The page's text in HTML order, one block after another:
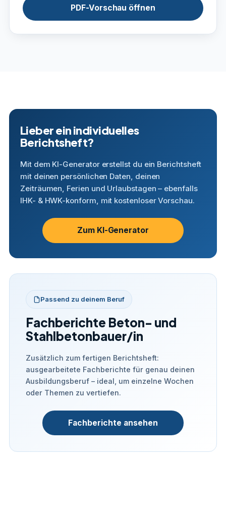
PDF-Vorschau öffnen
Lieber ein individuelles
Berichtsheft?
Mit dem KI-Generator erstellst du ein Berichtsheft
mit deinen persönlichen Daten, deinen
Zeiträumen, Ferien und Urlaubstagen – ebenfalls
IHK- & HWK-konform, mit kostenloser Vorschau.
Zum KI-Generator
Passend zu deinem Beruf
Fachberichte Beton- und
Stahlbetonbauer/in
Zusätzlich zum fertigen Berichtsheft:
ausgearbeitete Fachberichte für genau deinen
Ausbildungsberuf – ideal, um einzelne Wochen
oder Themen zu vertiefen.
Fachberichte ansehen